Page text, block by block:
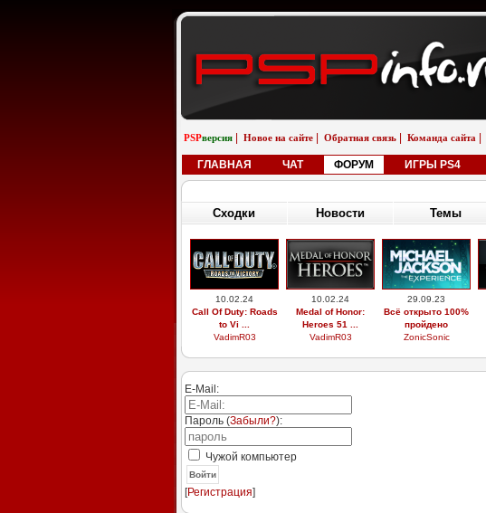
PSPверсия Новое на сайте Обратная связь Команда сайта
ГЛАВНАЯ ЧАТ ФОРУМ ИГРЫ PS4
Сходки Новости Темы
10.02.24
Call Of Duty: Roads
to Vi ...
VadimR03
10.02.24
Medal of Honor:
Heroes 51 ...
VadimR03
29.09.23
Всё открыто 100%
пройдено
ZonicSonic
E-Mail:
Пароль (Забыли?):
Чужой компьютер
Войти
[Регистрация]